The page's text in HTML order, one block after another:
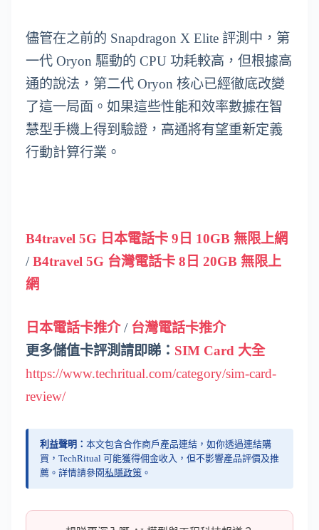
儘管在之前的 Snapdragon X Elite 評測中，第
一代 Oryon 驅動的 CPU 功耗較高，但根據高
通的說法，第二代 Oryon 核心已經徹底改變
了這一局面。如果這些性能和效率數據在智
慧型手機上得到驗證，高通將有望重新定義
行動計算行業。
B4travel 5G 日本電話卡 9日 10GB 無限上網
/ B4travel 5G 台灣電話卡 8日 20GB 無限上
網
日本電話卡推介/ 台灣電話卡推介
更多儲值卡評測請即睇： SIM Card 大全
https://www.techritual.com/category/sim-card-
review/
利益聲明： 本文包含合作商戶產品連結，如你透過連結購
買，TechRitual 可能獲得佣金收入，但不影響產品評價及推
薦。詳情請參閱私隱政策 。